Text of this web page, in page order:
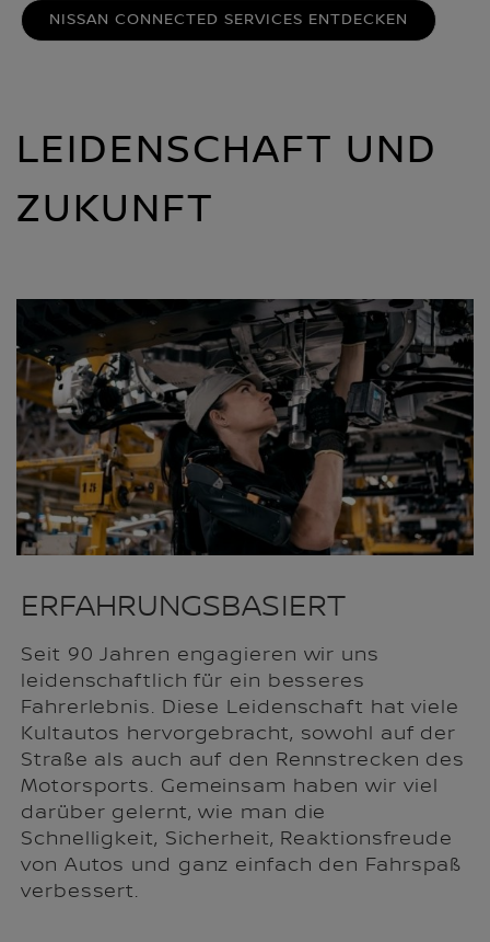
NISSAN CONNECTED SERVICES ENTDECKEN
LEIDENSCHAFT UND
ZUKUNFT
ERFAHRUNGSBASIERT
Seit 90 Jahren engagieren wir uns
leidenschaftlich für ein besseres
Fahrerlebnis. Diese Leidenschaft hat viele
Kultautos hervorgebracht, sowohl auf der
Straße als auch auf den Rennstrecken des
Motorsports. Gemeinsam haben wir viel
darüber gelernt, wie man die
Schnelligkeit, Sicherheit, Reaktionsfreude
von Autos und ganz einfach den Fahrspaß
verbessert.